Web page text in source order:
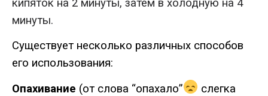
кипяток на 2 минуты, затем в холодную на 4
минуты.
Существует несколько различных способов
его использования:
Опахивание (от слова “опахало”
слегка